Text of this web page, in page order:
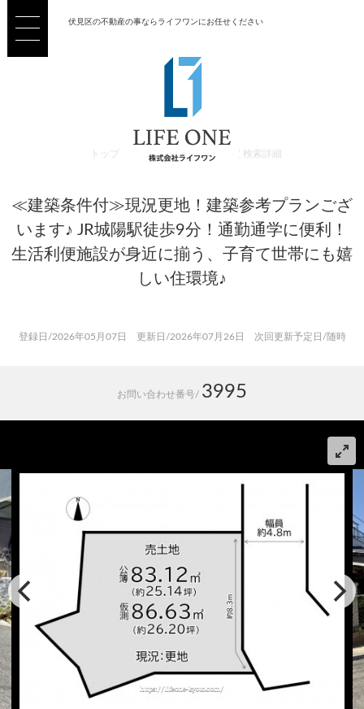
伏見区の不動産の事ならライフワンにお任せください
トップ 売買 検索一覧 売買 検索詳細
≪建築条件付≫現況更地！建築参考プランござ
います♪ JR城陽駅徒歩9分！通勤通学に便利！
生活利便施設が身近に揃う、子育て世帯にも嬉
しい住環境♪
登録日/2026年05月07日 更新日/2026年07月26日 次回更新予定日/随時
お問い合わせ番号/ 3995